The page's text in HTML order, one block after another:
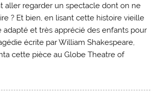
aller regarder un spectacle dont on ne
? Et bien, en lisant cette histoire vieille
adapté et très apprécié des enfants pour
écrite par William Shakespeare,
cette pièce au Globe Theatre of